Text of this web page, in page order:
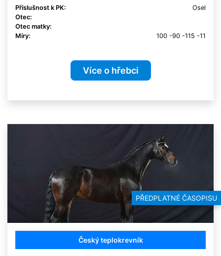
PŘEDPLATNÉ ČASOPISU
Příslušnost k PK:
Osel
Otec:
Otec matky:
Míry:
100 -90 -115 -11
Více o hřebci
Český teplokrevník